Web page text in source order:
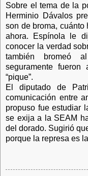
Sobre el tema de la
Herminio Dávalos
son de broma,
ahora. Espínola le
conocer la verdad
también bromeó
seguramente
“pique”.
El diputado de
comunicación entre
propuso fue estudiar
se exija a la SEAM
del dorado. Sugirió
porque la represa es